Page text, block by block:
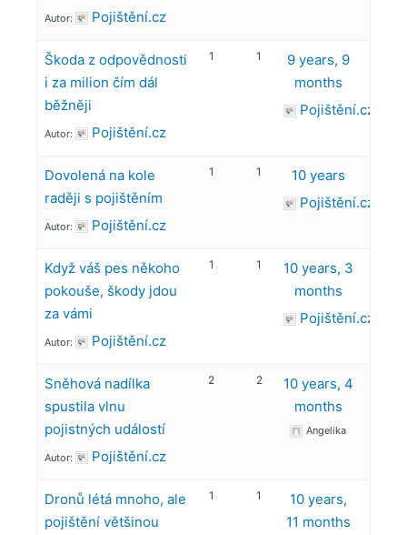
Autor: Pojištění.cz
Škoda z odpovědnosti
i za milion čím dál
běžněji
Autor: Pojištění.cz
1 1
9 years, 9
months
Pojištění.cz
Dovolená na kole
raději s pojištěním
Autor: Pojištění.cz
1 1
10 years
Pojištění.cz
Když váš pes někoho
pokouše, škody jdou
za vámi
Autor: Pojištění.cz
1 1
10 years, 3
months
Pojištění.cz
Sněhová nadílka
spustila vlnu
pojistných událostí
Autor: Pojištění.cz
2 2
10 years, 4
months
Angelika
Dronů létá mnoho, ale
pojištění většinou
1 1
10 years,
11 months